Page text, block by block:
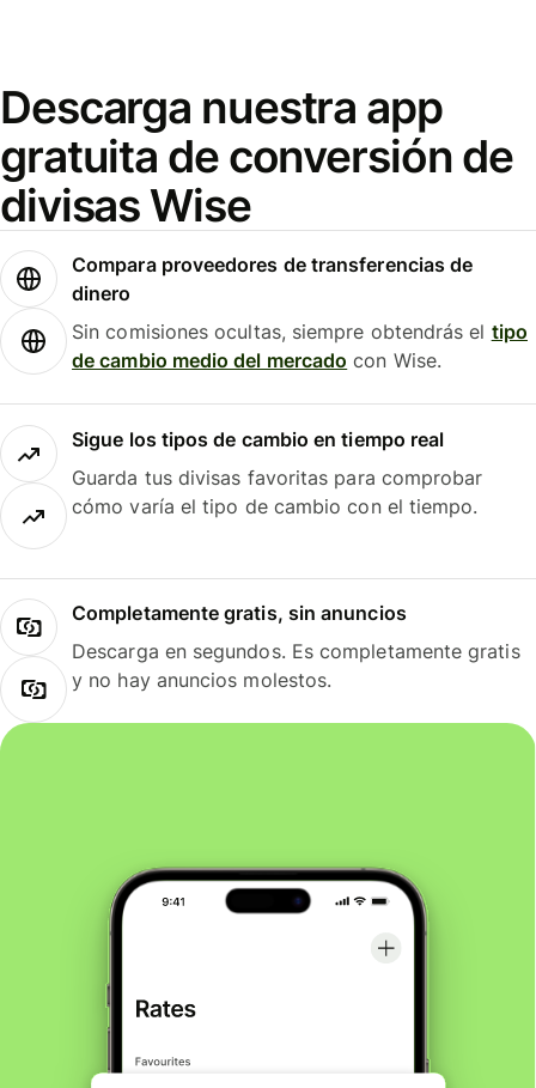
Descarga nuestra app
gratuita de conversión de
divisas Wise
Compara proveedores de transferencias de
dinero
Sin comisiones ocultas, siempre obtendrás el tipo
de cambio medio del mercado con Wise.
Sigue los tipos de cambio en tiempo real
Guarda tus divisas favoritas para comprobar
cómo varía el tipo de cambio con el tiempo.
Completamente gratis, sin anuncios
Descarga en segundos. Es completamente gratis
y no hay anuncios molestos.